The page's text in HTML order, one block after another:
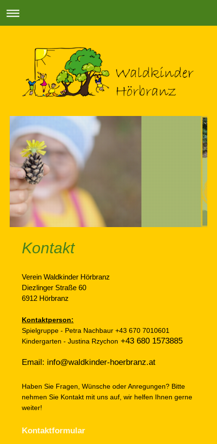
Kontakt
Verein Waldkinder Hörbranz
Diezlinger Straße 60
6912 Hörbranz
Kontaktperson:
Spielgruppe - Petra Nachbaur +43 670 7010601
Kindergarten - Justina Rzychon +43 680 1573885
Email: info@waldkinder-hoerbranz.at
Haben Sie Fragen, Wünsche oder Anregungen? Bitte
nehmen Sie Kontakt mit uns auf, wir helfen Ihnen gerne
weiter!
Kontaktformular